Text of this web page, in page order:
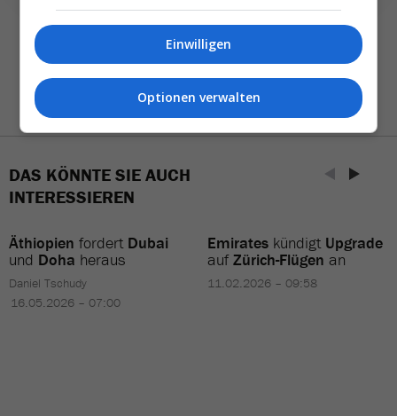
DAS KÖNNTE SIE AUCH
INTERESSIEREN
Äthiopien fordert Dubai
und Doha heraus
Daniel Tschudy
16.05.2026 – 07:00
Emirates kündigt Upgrade
aufZürich-Flügen an
11.02.2026 – 09:58
Einwilligen
Optionen verwalten